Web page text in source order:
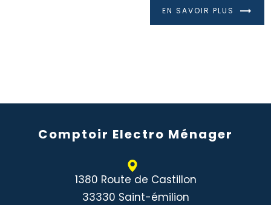
EN SAVOIR PLUS
Comptoir Electro Ménager
1380 Route de Castillon
33330 Saint-émilion